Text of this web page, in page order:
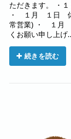
ただきます。 ・
・ １月 １日
常営業) ・ １月
くお願い申し上げ
続きを読む